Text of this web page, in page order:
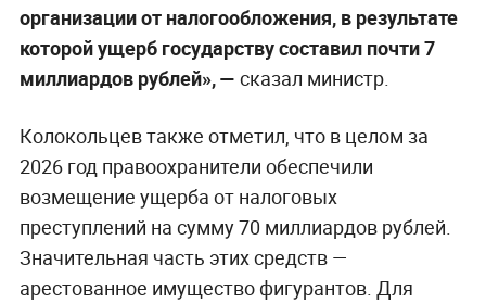
организации от налогообложения, в результате
которой ущерб государству составил почти 7
миллиардов рублей», — сказал министр.
Колокольцев также отметил, что в целом за
2026 год правоохранители обеспечили
возмещение ущерба от налоговых
преступлений на сумму 70 миллиардов рублей.
Значительная часть этих средств —
арестованное имущество фигурантов. Для